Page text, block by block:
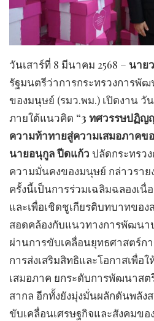
วันเสาร์ที่ 8 มีนาคม 2568 – นาย
รัฐมนตรีว่าการกระทรวงการพั
ของมนุษย์ (รมว.พม.) เปิดงาน วั
ภายใต้แนวคิด “3 ทศวรรษปฏิญ
ความท้าทายสู่ความเสมอภาคขอ
นายอนุกูล ปีดแก้ว ปลัดกระทรว
ความมั่นคงของมนุษย์ กล่าวรา
ครั้งนี้เป็นการร่วมเฉลิมฉลองเนื่
และเพื่อเชิดชูเกียรติบทบาทของ
สอดคล้องกับแนวทางการพัฒนา
ผ่านการขับเคลื่อนยุทธศาสตร์ก
การส่งเสริมสิทธิและโอกาสเพื่อ
เสมอภาค ยกระดับการพัฒนาสต
สากล อีกทั้งยังมุ่งมั่นผลักดันพลั
ขับเคลื่อนเศรษฐกิจและสังคมขอ